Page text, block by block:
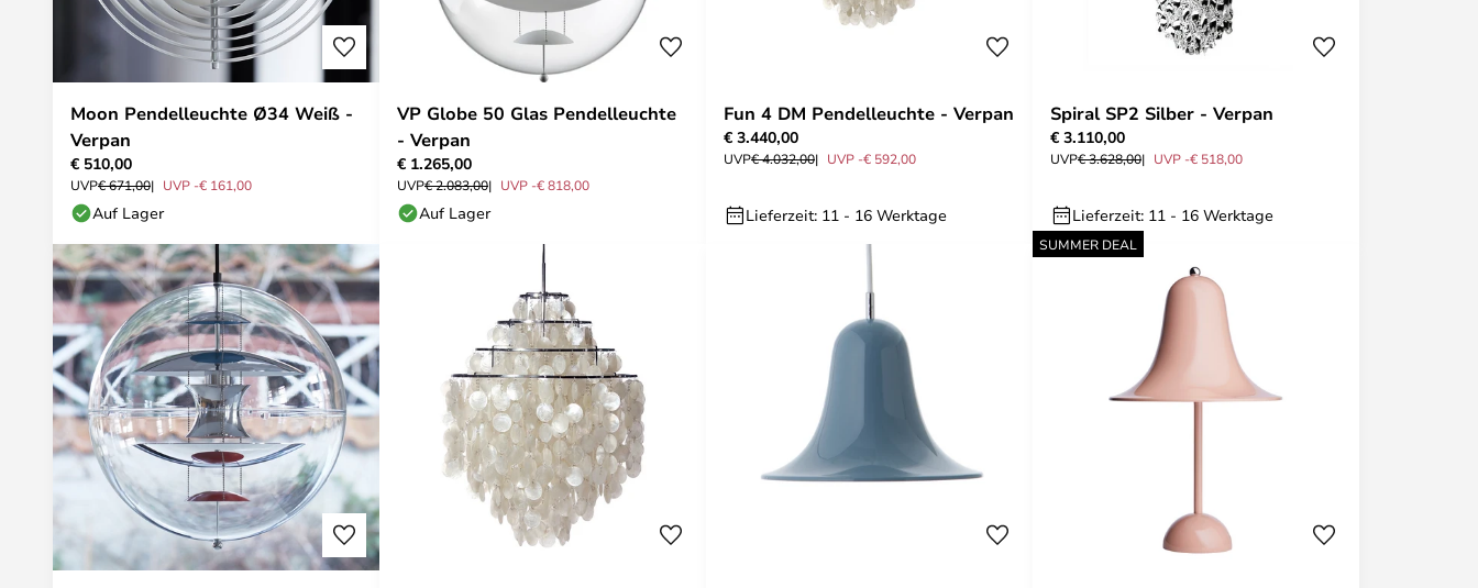
Moon Pendelleuchte Ø34 Weiß -
Verpan
€ 510,00
UVP€ 671,00 UVP -€ 161,00
Auf Lager
VP Globe 50 Glas Pendelleuchte
- Verpan
€ 1.265,00
UVP€ 2.083,00 UVP -€ 818,00
Auf Lager
Fun 4 DM Pendelleuchte - Verpan
€ 3.440,00
UVP€ 4.032,00 UVP -€ 592,00
Lieferzeit: 11 - 16 Werktage
Spiral SP2 Silber - Verpan
€ 3.110,00
UVP€ 3.628,00 UVP -€ 518,00
Lieferzeit: 11 - 16 Werktage
SUMMER DEAL